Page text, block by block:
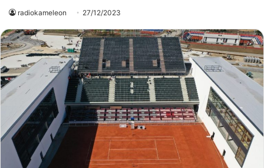
radiokameleon 27/12/2023